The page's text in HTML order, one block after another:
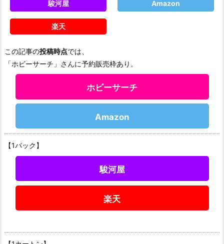
駿河屋 Amazon
楽天
この記事の投稿時点では、
「ホビーサーチ」さんに予約販売枠あり。
ホビーサーチ
Amazon
【1パック】
駿河屋
楽天